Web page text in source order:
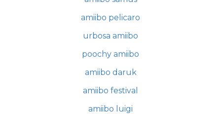
amiibo pelicaro
urbosa amiibo
poochy amiibo
amiibo daruk
amiibo festival
amiibo luigi